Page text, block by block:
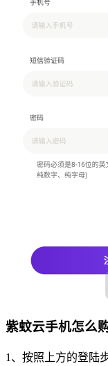
紫蚊云手机怎么
1、按照上方的登陆